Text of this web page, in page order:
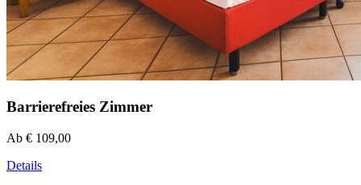
Barrierefreies Zimmer
Ab € 109,00
Details